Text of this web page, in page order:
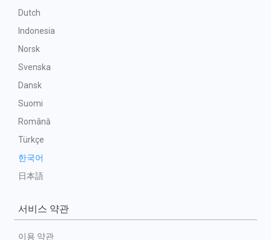
Dutch
Indonesia
Norsk
Svenska
Dansk
Suomi
Română
Türkçe
한국어
日本語
서비스 약관
이용 약관